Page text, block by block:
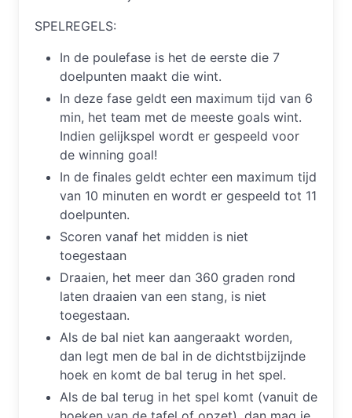
SPELREGELS:
In de poulefase is het de eerste die 7
doelpunten maakt die wint.
In deze fase geldt een maximum tijd van 6
min, het team met de meeste goals wint.
Indien gelijkspel wordt er gespeeld voor
de winning goal!
In de finales geldt echter een maximum tijd
van 10 minuten en wordt er gespeeld tot 11
doelpunten.
Scoren vanaf het midden is niet
toegestaan
Draaien, het meer dan 360 graden rond
laten draaien van een stang, is niet
toegestaan.
Als de bal niet kan aangeraakt worden,
dan legt men de bal in de dichtstbijzijnde
hoek en komt de bal terug in het spel.
Als de bal terug in het spel komt (vanuit de